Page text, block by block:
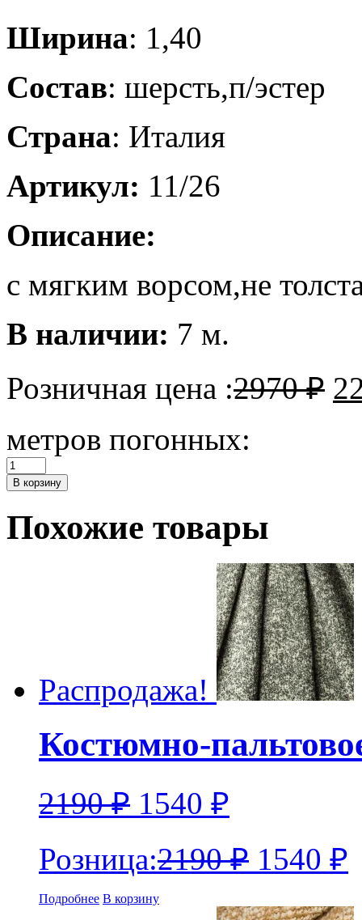
Ширина: 1,40
Состав: шерсть,п/эстер
Страна: Италия
Артикул: 11/26
Описание:
с мягким ворсом,не
В наличии: 7 м.
Розничная цена :2970₽
метров погонных:
Количество
Пальтовая
В корзину
Похожие товары
Распродажа!
Костюмно-
2190₽ 1540 ₽
Розница:2190₽ 1540 ₽
Подробнее В корзину